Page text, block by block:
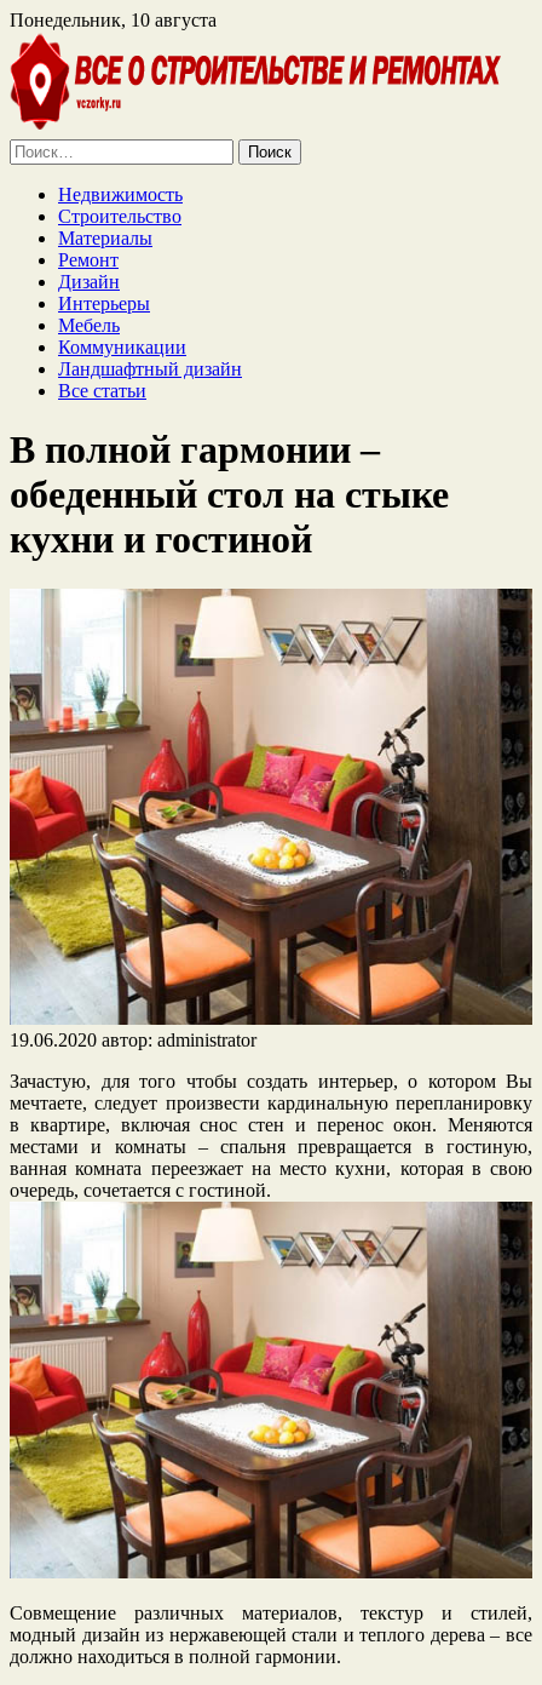
Понедельник, 10 августа
Найти:
Недвижимость
Строительство
Материалы
Ремонт
Дизайн
Интерьеры
Мебель
Коммуникации
Ландшафтный дизайн
Все статьи
В полной гармонии –
обеденный стол на стыке
кухни и гостиной
19.06.2020 автор: administrator
Зачастую, для того чтобы создать интерьер, о котором Вы
мечтаете, следует произвести кардинальную перепланировку
в квартире, включая снос стен и перенос окон. Меняются
местами и комнаты – спальня превращается в гостиную,
ванная комната переезжает на место кухни, которая в свою
очередь, сочетается с гостиной.
Совмещение различных материалов, текстур и стилей,
модный дизайн из нержавеющей стали и теплого дерева – все
должно находиться в полной гармонии.